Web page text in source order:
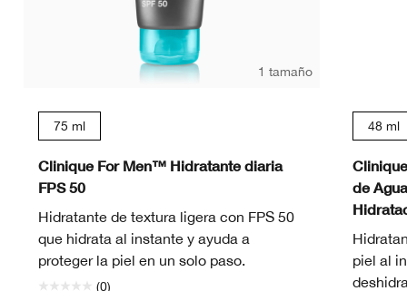
1 tamaño
75 ml
Clinique For Men™ Hidratante diaria
FPS 50
Hidratante de textura ligera con FPS 50
que hidrata al instante y ayuda a
proteger la piel en un solo paso.
(0)
48 ml
de
piel al